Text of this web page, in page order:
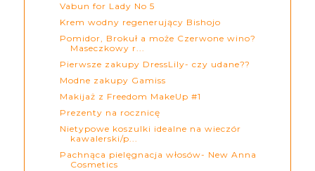
Vabun for Lady No 5
Krem wodny regenerujący Bishojo
Pomidor, Brokuł a może Czerwone wino?
Maseczkowy r...
Pierwsze zakupy DressLily- czy udane??
Modne zakupy Gamiss
Makijaż z Freedom MakeUp #1
Prezenty na rocznicę
Nietypowe koszulki idealne na wieczór
kawalerski/p...
Pachnąca pielęgnacja włosów- New Anna
Cosmetics